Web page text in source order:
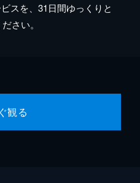
スを、31日間ゆっくりと
さい。
観る